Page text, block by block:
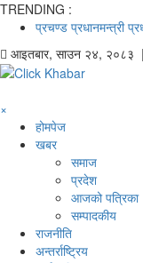
TRENDING :
प्रचण्ड प्रधानमन्त्री
आइतबार, साउन २४, २०८३
×
होमपेज
खबर
समाज
प्रदेश
आजको पत्रिका
सम्पादकीय
राजनीति
अन्तर्राष्ट्रिय